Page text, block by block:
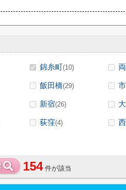
錦糸町(10)
飯田橋(29)
新宿(26)
荻窪(4)
154 件が該当